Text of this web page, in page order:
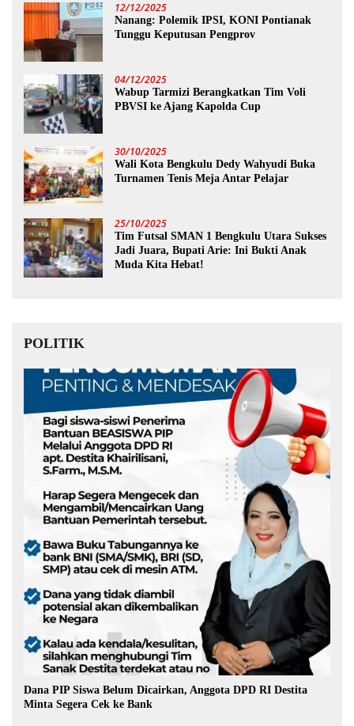
12/12/2025
Nanang: Polemik IPSI, KONI Pontianak
Tunggu Keputusan Pengprov
04/12/2025
Wabup Tarmizi Berangkatkan Tim Voli
PBVSI ke Ajang Kapolda Cup
30/10/2025
Wali Kota Bengkulu Dedy Wahyudi Buka
Turnamen Tenis Meja Antar Pelajar
25/10/2025
Tim Futsal SMAN 1 Bengkulu Utara Sukses
Jadi Juara, Bupati Arie: Ini Bukti Anak
Muda Kita Hebat!
POLITIK
Dana PIP Siswa Belum Dicairkan, Anggota DPD RI Destita
Minta Segera Cek ke Bank